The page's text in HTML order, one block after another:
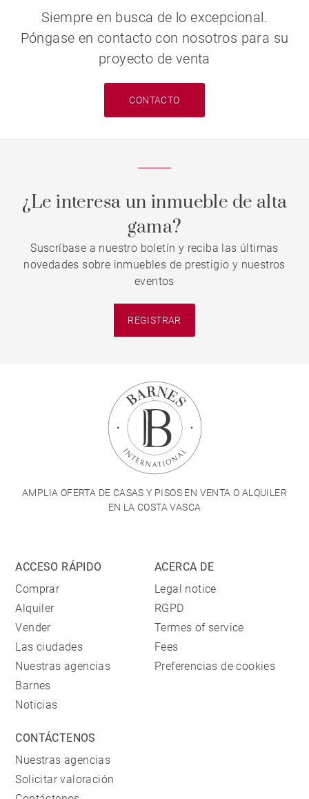
Siempre en busca de lo excepcional.
Póngase en contacto con nosotros para su
proyecto de venta
CONTACTO
¿Le interesa un inmueble de alta
gama?
Suscríbase a nuestro boletín y reciba las últimas
novedades sobre inmuebles de prestigio y nuestros
eventos
REGISTRAR
AMPLIA OFERTA DE CASAS Y PISOS EN VENTA O ALQUILER
EN LA COSTA VASCA
ACCESO RÁPIDO
Comprar
Alquiler
Vender
Las ciudades
Nuestras agencias
Barnes
Noticias
ACERCA DE
Legal notice
RGPD
Termes of service
Fees
Preferencias de cookies
CONTÁCTENOS
Nuestras agencias
Solicitar valoración